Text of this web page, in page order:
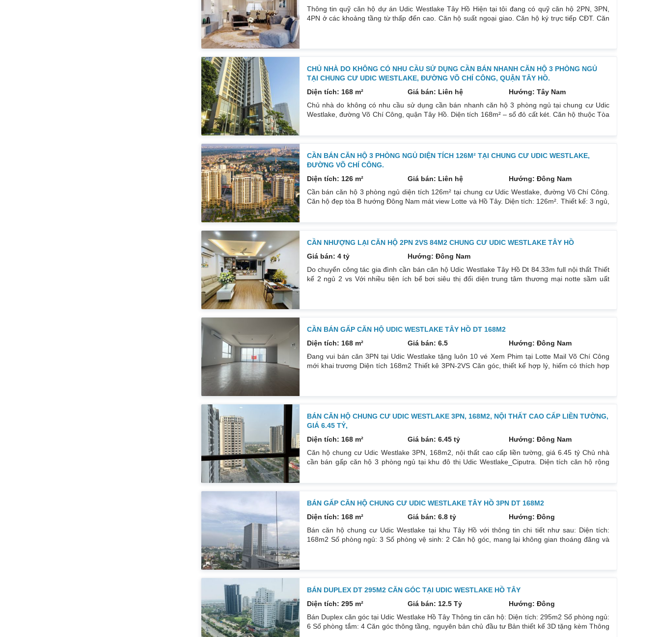
Thông tin quỹ căn hộ dự án Udic Westlake Tây Hồ Hiện tại tôi đang có quỹ căn hộ 2PN, 3PN,
4PN ở các khoảng tầng từ thấp đến cao. Căn hộ suất ngoại giao. Căn hộ ký trực tiếp CĐT. Căn
CHỦ NHÀ DO KHÔNG CÓ NHU CẦU SỬ DỤNG CẦN BÁN NHANH CĂN HỘ 3 PHÒNG NGỦ
TẠI CHUNG CƯ UDIC WESTLAKE, ĐƯỜNG VÕ CHÍ CÔNG, QUẬN TÂY HỒ.
Diện tích: 168 m²
Giá bán: Liên hệ
Hướng: Tây Nam
Chủ nhà do không có nhu cầu sử dụng cần bán nhanh căn hộ 3 phòng ngủ tại chung cư Udic
Westlake, đường Võ Chí Công, quận Tây Hồ. Diện tích 168m² – sổ đỏ cất két. Căn hộ thuộc Tòa
CẦN BÁN CĂN HỘ 3 PHÒNG NGỦ DIỆN TÍCH 126M² TẠI CHUNG CƯ UDIC WESTLAKE,
ĐƯỜNG VÕ CHÍ CÔNG.
Diện tích: 126 m²
Giá bán: Liên hệ
Hướng: Đông Nam
Cần bán căn hộ 3 phòng ngủ diện tích 126m² tại chung cư Udic Westlake, đường Võ Chí Công.
Căn hộ đẹp tòa B hướng Đông Nam mát view Lotte và Hồ Tây. Diện tích: 126m². Thiết kế: 3 ngủ,
CẦN NHƯỢNG LẠI CĂN HỘ 2PN 2VS 84M2 CHUNG CƯ UDIC WESTLAKE TÂY HỒ
Giá bán: 4 tỷ
Hướng: Đông Nam
Do chuyển công tác gia đình cần bán căn hộ Udic Westlake Tây Hồ Dt 84.33m full nội thất Thiết
kế 2 ngủ 2 vs Với nhiều tiện ích bể bơi siêu thị đối diện trung tâm thương mại notte sầm uất
CẦN BÁN GẤP CĂN HỘ UDIC WESTLAKE TÂY HỒ DT 168M2
Diện tích: 168 m²
Giá bán: 6.5
Hướng: Đông Nam
Đang vui bán căn 3PN tại Udic Westlake tặng luôn 10 vé Xem Phim tại Lotte Mail Võ Chí Công
mới khai trương Diện tích 168m2 Thiết kê 3PN-2VS Căn góc, thiết kế hợp lý, hiếm có thích hợp
BÁN CĂN HỘ CHUNG CƯ UDIC WESTLAKE 3PN, 168M2, NỘI THẤT CAO CẤP LIỀN TƯỜNG,
GIÁ 6.45 TỶ,
Diện tích: 168 m²
Giá bán: 6.45 tỷ
Hướng: Đông Nam
Căn hộ chung cư Udic Westlake 3PN, 168m2, nội thất cao cấp liền tường, giá 6.45 tỷ Chủ nhà
cần bán gấp căn hộ 3 phòng ngủ tại khu đô thị Udic Westlake_Ciputra. Diện tích căn hộ rộng
BÁN GẤP CĂN HỘ CHUNG CƯ UDIC WESTLAKE TÂY HỒ 3PN DT 168M2
Diện tích: 168 m²
Giá bán: 6.8 tỷ
Hướng: Đông
Bán căn hộ chung cư Udic Westlake tại khu Tây Hồ với thông tin chi tiết như sau: Diện tích:
168m2 Số phòng ngủ: 3 Số phòng vệ sinh: 2 Căn hộ góc, mang lại không gian thoáng đãng và
BÁN DUPLEX DT 295M2 CĂN GÓC TẠI UDIC WESTLAKE HỒ TÂY
Diện tích: 295 m²
Giá bán: 12.5 Tỷ
Hướng: Đông
Bán Duplex căn góc tại Udic Westlake Hồ Tây Thông tin căn hộ: Diện tích: 295m2 Số phòng ngủ:
6 Số phòng tắm: 4 Căn góc thông tầng, nguyên bản chủ đầu tư Bản thiết kế 3D tặng kèm Thông